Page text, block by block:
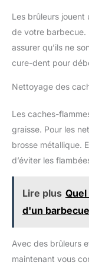
Les brûleurs jouent
de votre barbecue.
assurer qu’ils ne
cure-dent pour
Nettoyage des
Les caches-
graisse. Pour les
brosse métallique.
d’éviter les
Lire plus
d'un
Avec des brûleurs
maintenant vous